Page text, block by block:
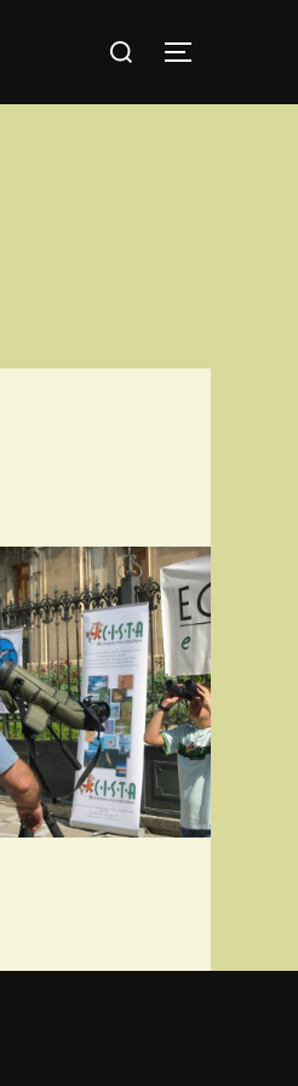
Buscar: